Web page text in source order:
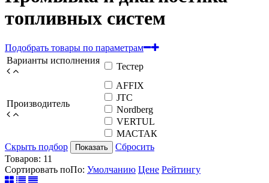
топливных систем
Подобрать товары по параметрам
Варианты исполнения
Тестер
Производитель
AFFIX
JTC
Nordberg
VERTUL
МАСТАК
Скрыть подбор
Показать
Сбросить
Товаров: 11
Сортировать поПо: Умолчанию Цене Рейтингу